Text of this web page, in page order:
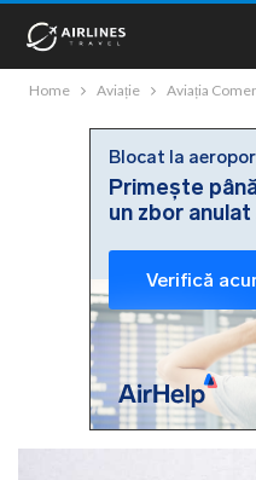
Home Aviație Aviația